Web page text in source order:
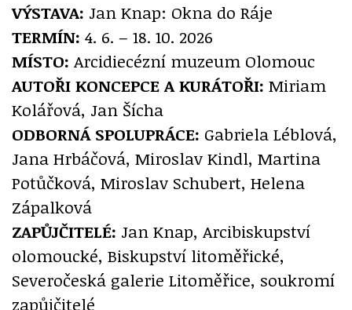
VÝSTAVA: Jan Knap: Okna do Ráje
TERMÍN: 4. 6. – 18. 10. 2026
MÍSTO: Arcidiecézní muzeum Olomouc
AUTOŘI KONCEPCE A KURÁTOŘI: Miriam
Kolářová, Jan Šícha
ODBORNÁ SPOLUPRÁCE: Gabriela Léblová,
Jana Hrbáčová, Miroslav Kindl, Martina
Potůčková, Miroslav Schubert, Helena
Zápalková
ZAPŮJČITELÉ: Jan Knap, Arcibiskupství
olomoucké, Biskupství litoměřické,
Severočeská galerie Litoměřice, soukromí
zapůjčitelé